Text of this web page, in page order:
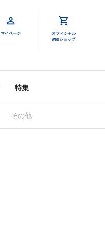
マイページ
オフィシャル
webショップ
特集
その他